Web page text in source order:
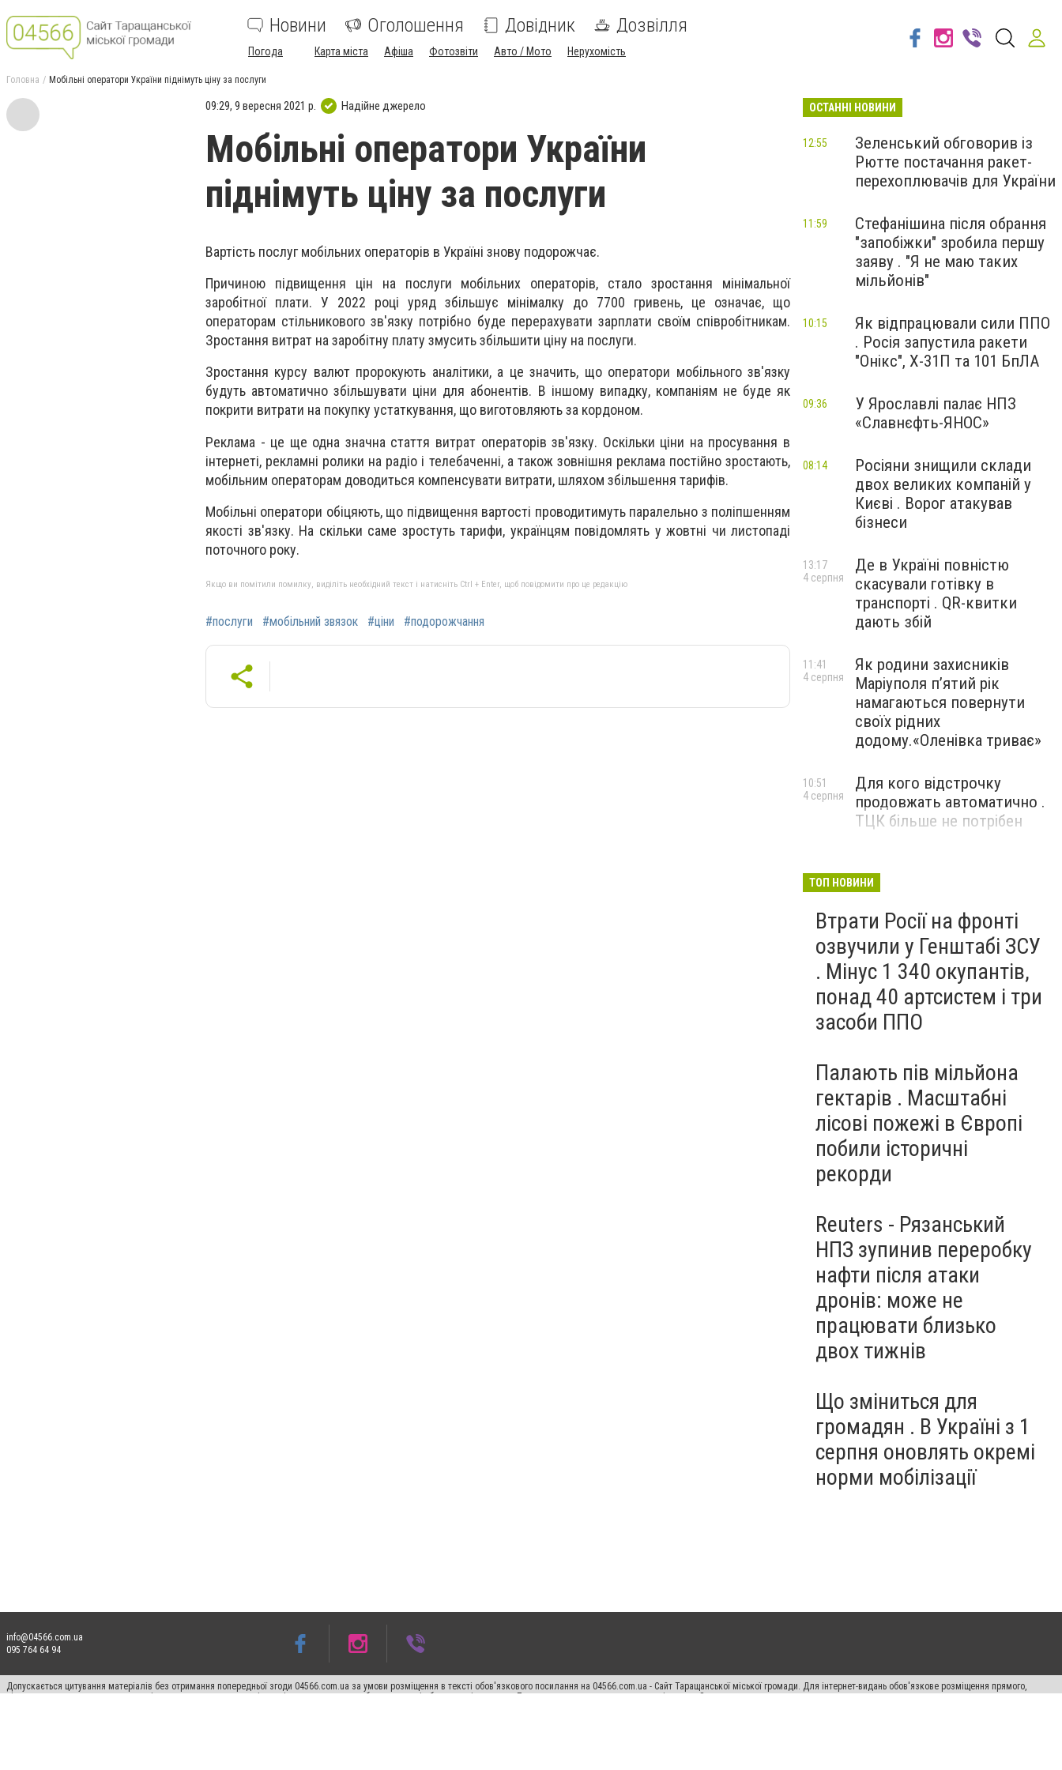
Новини Оголошення Довідник Дозвілля
Погода Карта міста Афіша Фотозвіти Авто / Мото Нерухомість
Головна Мобільні оператори України піднімуть ціну за послуги
09:29, 9 вересня 2021 р. Надійне джерело
Мобільні оператори України
піднімуть ціну за послуги
Вартість послугмобільних операторів в Україні знову подорожчає.
Причиною підвищення цін на послуги мобільних операторів, стало зростання мінімальної
заробітної плати. У 2022 році уряд збільшує мінімалку до 7700 гривень, це означає, що
операторам стільникового зв'язку потрібно буде перерахувати зарплати своїм співробітникам.
Зростання витрат на заробітну плату змусить збільшити ціну на послуги.
Зростання курсу валютпророкують аналітики, а це значить, що оператори мобільного зв'язку
будуть автоматично збільшувати ціни для абонентів. В іншому випадку, компаніям не буде як
покрити витрати на покупку устаткування, що виготовляють за кордоном.
Реклама - це ще одна значна стаття витрат операторів зв'язку. Оскільки ціни на просування в
інтернеті, рекламні ролики на радіо і телебаченні, а також зовнішня реклама постійно зростають,
мобільним операторам доводиться компенсувати витрати, шляхом збільшення тарифів.
Мобільні оператори обіцяють, що підвищення вартості проводитимутьпаралельно з поліпшенням
якості зв'язку. На скільки саме зростуть тарифи, українцям повідомлять у жовтні чи листопаді
поточного року.
Якщо ви помітили помилку, виділіть необхідний текст і натисніть Ctrl + Enter, щоб повідомити про це редакцію
#послуги #мобільний звязок #ціни #подорожчання
ОСТАННІ НОВИНИ
Зеленський обговорив із
Рютте постачання ракет-
перехоплювачів для України
12:55
Стефанішина після обрання
"запобіжки" зробила першу
заяву . "Я не маю таких
мільйонів"
11:59
Як відпрацювали сили ППО
. Росія запустила ракети
"Онікс", Х-31П та 101 БпЛА
10:15
У Ярославлі палає НПЗ
«Славнєфть-ЯНОС»
09:36
Росіяни знищили склади
двох великих компаній у
Києві . Ворог атакував
бізнеси
08:14
Де в Україні повністю
скасували готівку в
транспорті . QR-квитки
дають збій
13:17
4 серпня
Як родини захисників
Маріуполя пʼятий рік
намагаються повернути
своїх рідних
додому.«Оленівка триває»
11:41
4 серпня
Для кого відстрочку
продовжать автоматично .
ТЦК більше не потрібен
10:51
4 серпня
ТОП НОВИНИ
Втрати Росії на фронті
озвучили у Генштабі ЗСУ
. Мінус 1 340 окупантів,
понад 40 артсистем і три
засоби ППО
Палають пів мільйона
гектарів . Масштабні
лісові пожежі в Європі
побили історичні
рекорди
Reuters - Рязанський
НПЗ зупинив переробку
нафти після атаки
дронів: може не
працювати близько
двох тижнів
Що зміниться для
громадян . В Україні з 1
серпня оновлять окремі
норми мобілізації
info@04566.com.ua
095 764 64 94
Допускається цитування матеріалів без отримання попередньої згоди 04566.com.ua за умови розміщення в тексті обов'язкового посилання на 04566.com.ua - Cайт Таращанської міської громади. Для інтернет-видань обов'язкове розміщення прямого,
відкритого для пошукових систем гіперпосилання на цитовані статті не нижче другого абзацу в тексті або в якості джерела. Порушення виняткових прав переслідується Законом.